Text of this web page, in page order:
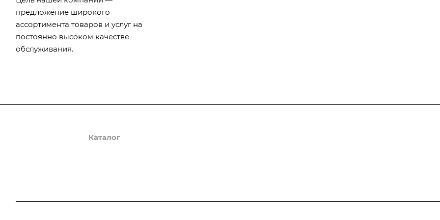
предложение широкого
ассортимента товаров и услуг на
постоянно высоком качестве
обслуживания.
Каталог